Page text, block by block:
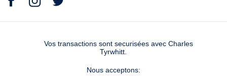
Vos transactions sont securisées avec Charles
Tyrwhitt.
Nous acceptons: